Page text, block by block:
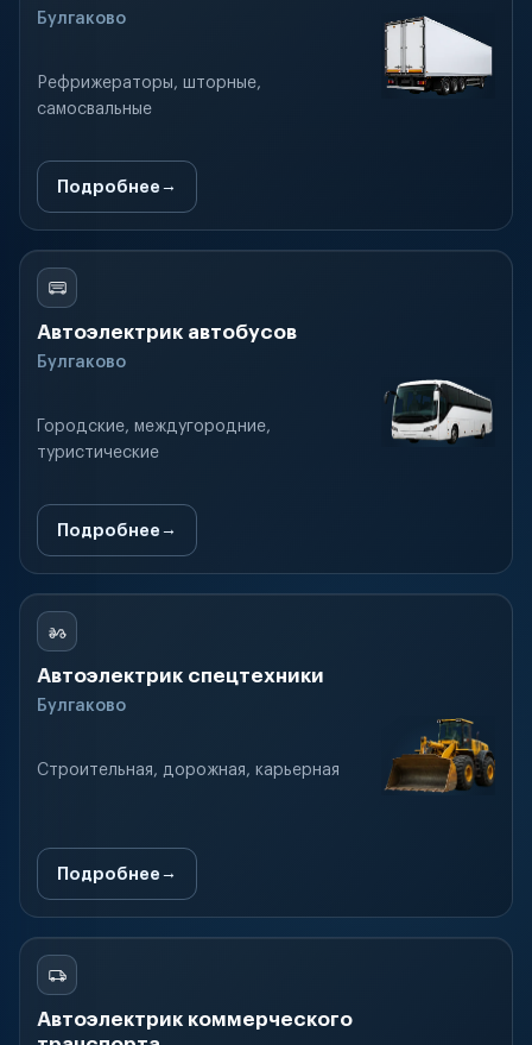
Булгаково
Рефрижераторы, шторные,
самосвальные
Подробнее
Автоэлектрик автобусов
Булгаково
Городские, междугородние,
туристические
Подробнее
Автоэлектрик спецтехники
Булгаково
Строительная, дорожная, карьерная
Подробнее
Автоэлектрик коммерческого